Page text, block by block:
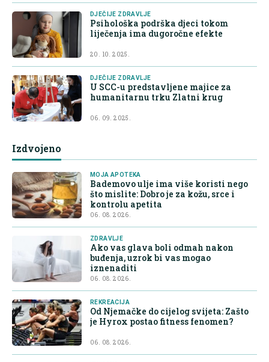
DJEČIJE ZDRAVLJE
Psihološka podrška djeci tokom
liječenja ima dugoročne efekte
20. 10. 2025.
DJEČIJE ZDRAVLJE
U SCC-u predstavljene majice za
humanitarnu trku Zlatni krug
06. 09. 2025.
Izdvojeno
MOJA APOTEKA
Bademovo ulje ima više koristi nego
što mislite: Dobro je za kožu, srce i
kontrolu apetita
06. 08. 2026.
ZDRAVLJE
Ako vas glava boli odmah nakon
buđenja, uzrok bi vas mogao
iznenaditi
06. 08. 2026.
REKREACIJA
Od Njemačke do cijelog svijeta: Zašto
je Hyrox postao fitness fenomen?
06. 08. 2026.